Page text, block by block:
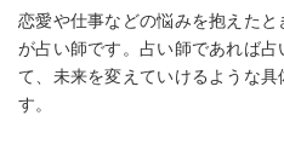
恋愛や仕事などの悩みを抱えた
が占い師です。占い師であれば
て、未来を変えていけるような
す。